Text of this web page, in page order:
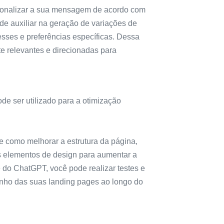
a sua mensagem de acordo com
auxiliar na geração de variações de
e preferências específicas. Dessa
relevantes e direcionadas para
ser utilizado para a otimização
como melhorar a estrutura da página,
de design para aumentar a
ChatGPT, você pode realizar testes e
das suas landing pages ao longo do